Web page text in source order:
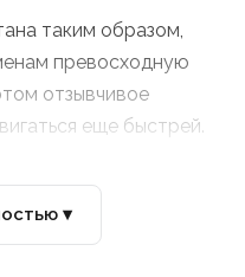
таким образом,
превосходную
отзывчивое
еще быстрей.
▾